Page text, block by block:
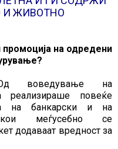
И ЖИВОТНО
на одредени
Од воведување на
реализираше повеќе
на банкарски и на
кои меѓусебно се
додаваат вредност за